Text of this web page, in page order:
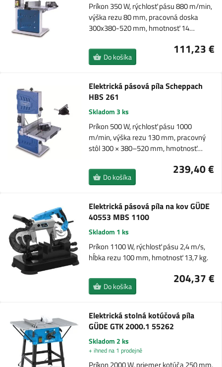
Príkon 350 W, rýchlosť pásu 880 m/min,
výška rezu 80 mm, pracovná doska
300x380-520 mm, hmotnosť 14…
111,23 €
Do košíka
Elektrická pásová píla Scheppach
HBS 261
Skladom 3 ks
Príkon 500 W, rýchlosť pásu 1000
m/min, výška rezu 130 mm, pracovný
stôl 300 × 380–520 mm, hmotnosť…
239,40 €
Do košíka
Elektrická pásová píla na kov GÜDE
40553 MBS 1100
Skladom 1 ks
Príkon 1100 W, rýchlosť pásu 2,4 m/s,
hĺbka rezu 100 mm, hmotnosť 13,7 kg.
204,37 €
Do košíka
Elektrická stolná kotúčová píla
GÜDE GTK 2000.1 55262
Skladom 2 ks
+ ihned na 1 prodejně